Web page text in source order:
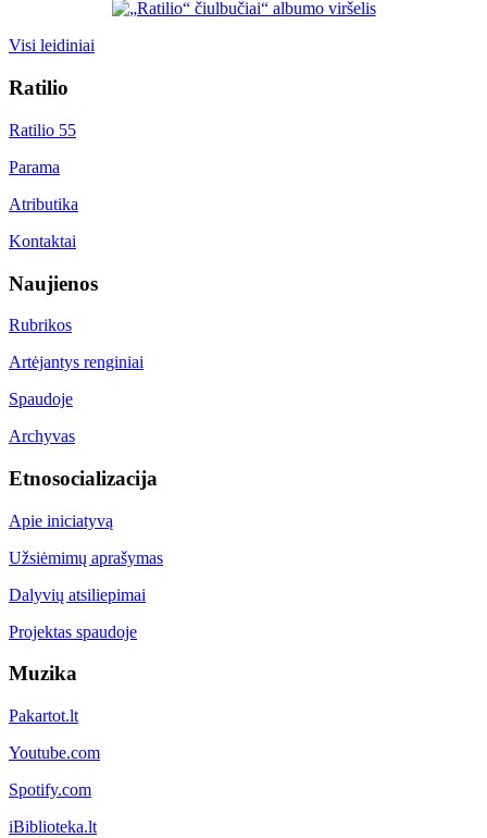
Visi leidiniai
Ratilio
Ratilio 55
Parama
Atributika
Kontaktai
Naujienos
Rubrikos
Artėjantys renginiai
Spaudoje
Archyvas
Etnosocializacija
Apie iniciatyvą
Užsiėmimų aprašymas
Dalyvių atsiliepimai
Projektas spaudoje
Muzika
Pakartot.lt
Youtube.com
Spotify.com
iBiblioteka.lt